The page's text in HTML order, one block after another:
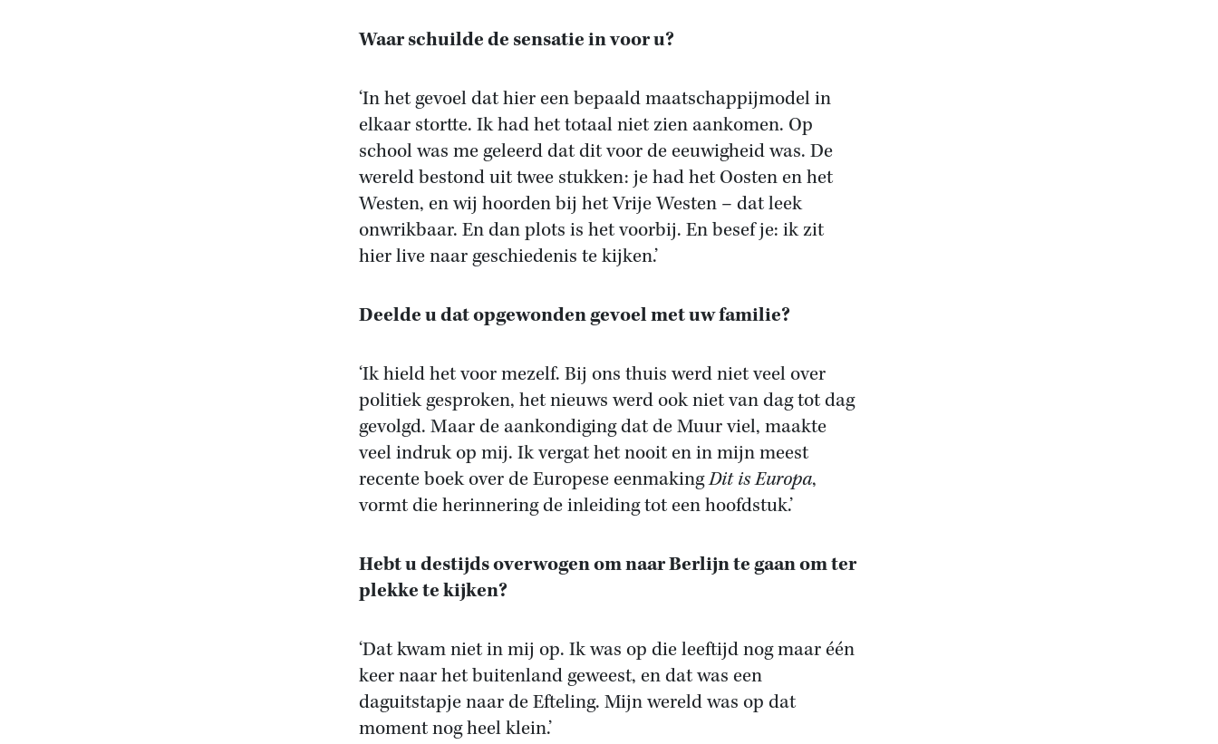
Waar schuilde de sensatie in voor u?
‘In het gevoel dat hier een bepaald maatschappijmodel in
elkaar stortte. Ik had het totaal niet zien aankomen. Op
school was me geleerd dat dit voor de eeuwigheid was. De
wereld bestond uit twee stukken: je had het Oosten en het
Westen, en wij hoorden bij het Vrije Westen – dat leek
onwrikbaar. En dan plots is het voorbij. En besef je: ik zit
hier live naar geschiedenis te kijken.’
Deelde u dat opgewonden gevoel met uw familie?
‘Ik hield het voor mezelf. Bij ons thuis werd niet veel over
politiek gesproken, het nieuws werd ook niet van dag tot dag
gevolgd. Maar de aankondiging dat de Muur viel, maakte
veel indruk op mij. Ik vergat het nooit en in mijn meest
recente boek over de Europese eenmakingDit is Europa,
vormt die herinnering de inleiding tot een hoofdstuk.’
Hebt u destijds overwogen om naar Berlijn te gaan om ter
plekke te kijken?
‘Dat kwam niet in mij op. Ik was op die leeftijd nog maar één
keer naar het buitenland geweest, en dat was een
daguitstapje naar de Efteling. Mijn wereld was op dat
moment nog heel klein.’